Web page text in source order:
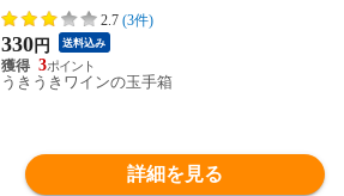
2.7 (3件)
330円 送料込み
3
うきうきワインの玉手箱
詳細を見る